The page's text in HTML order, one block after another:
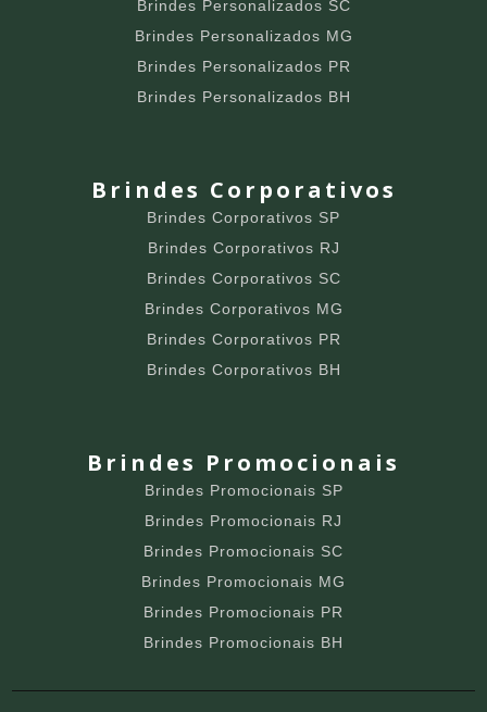
Brindes Personalizados SC
Brindes Personalizados MG
Brindes Personalizados PR
Brindes Personalizados BH
Brindes Corporativos
Brindes Corporativos SP
Brindes Corporativos RJ
Brindes Corporativos SC
Brindes Corporativos MG
Brindes Corporativos PR
Brindes Corporativos BH
Brindes Promocionais
Brindes Promocionais SP
Brindes Promocionais RJ
Brindes Promocionais SC
Brindes Promocionais MG
Brindes Promocionais PR
Brindes Promocionais BH